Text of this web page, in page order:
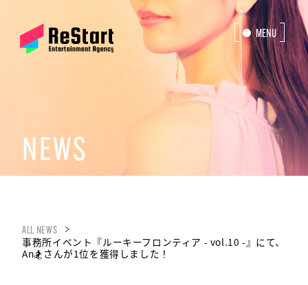
MENU
CLOSE
NEWS
ALL NEWS
事務所イベント『ルーキーフロンティア - vol.10 -』にて、️
An🏂さんが1位を獲得しました！